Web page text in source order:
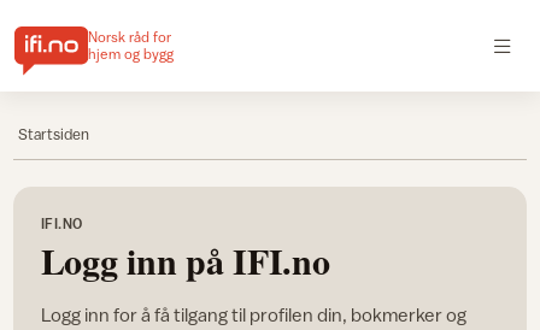
Norsk råd for
hjem og bygg
Startsiden
IFI.NO
Logg inn på IFI.no
Logg inn for å få tilgang til profilen din, bokmerker og